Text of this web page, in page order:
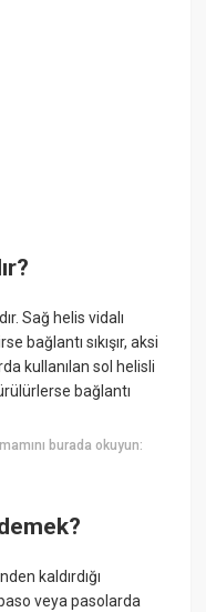
Sağ helis vidalı
bağlantı sıkışır, aksi
kullanılan sol helisli
bağlantı
burada okuyun:
kaldırdığı
veya pasolarda